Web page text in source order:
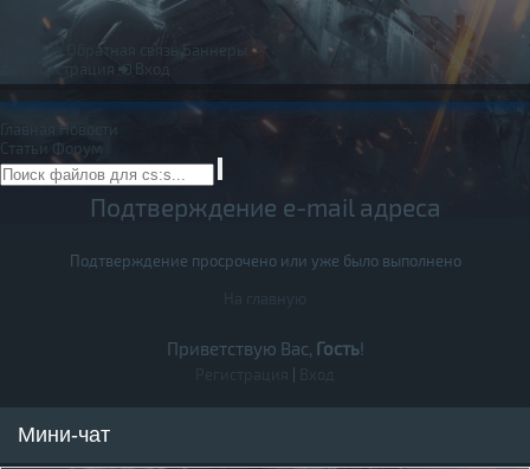
Обратная связь
Баннеры
Регистрация
Вход
Главная
Новости
Статьи Форум
Подтверждение e-mail адреса
Подтверждение просрочено или уже было выполнено
Приветствую Вас, Гость!
Мини-чат